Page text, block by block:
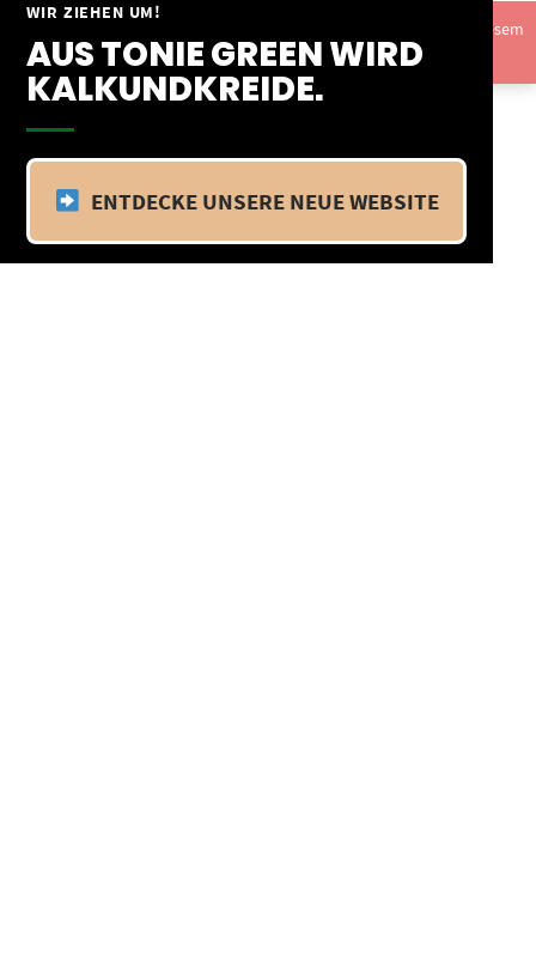
WIR ZIEHEN UM!
AUS TONIE GREEN WIRD
KALKUNDKREIDE.
ENTDECKE UNSERE NEUE WEBSITE
Springe
Inhalt
Vom 09.04.25 - 20.04.25 befinden wir uns im Betriebsurlaub. In diesem
Zeitraum findet kein Versand statt.Ausblenden